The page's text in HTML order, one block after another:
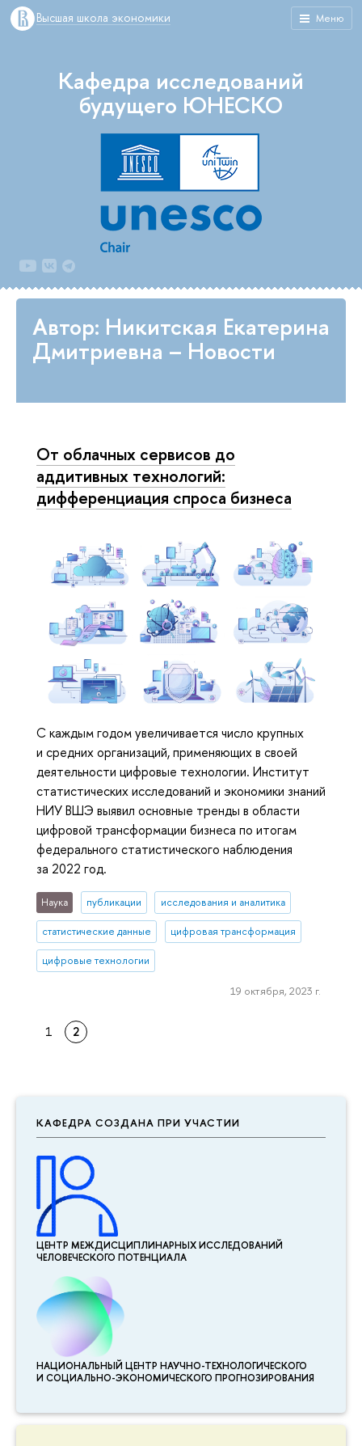
Меню
Высшая школа экономики
КАФЕДРА СОЗДАНА ПРИ УЧАСТИИ
ЦЕНТР МЕЖДИСЦИПЛИНАР­НЫХ ИССЛЕДОВАНИЙ
ЧЕЛОВЕЧЕСКОГО ПОТЕНЦИАЛА
НАЦИОНАЛЬНЫЙ ЦЕНТР НАУЧНО-ТЕХНОЛОГИЧЕСКОГО
И СОЦИАЛЬНО-ЭКОНОМИЧЕСКОГО ПРОГНОЗИРОВАНИЯ
Кафедра исследований
будущего ЮНЕСКО
Автор: Никитская Екатерина
Дмитриевна – Новости
От облачных сервисов до
аддитивных технологий:
дифференциация спроса бизнеса
С каждым годом увеличивается число крупных
и средних организаций, применяющих в своей
деятельности цифровые технологии. Институт
статистических исследований и экономики знаний
НИУ ВШЭ выявил основные тренды в области
цифровой трансформации бизнеса по итогам
федерального статистического наблюдения
за 2022 год.
Наука публикации исследования и аналитика
статистические данные цифровая трансформация
цифровые технологии
19 октября, 2023 г.
1 2